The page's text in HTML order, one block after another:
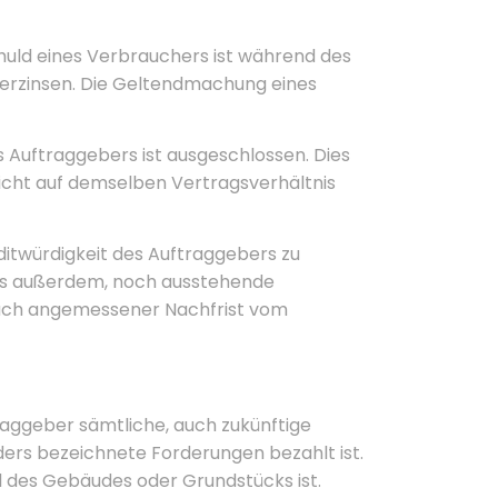
eines Verbrauchers ist während des
Die Geltendmachung eines
ist ausgeschlossen. Dies
auf demselben Vertragsverhältnis
des Auftraggebers zu
außerdem, noch ausstehende
angemessener Nachfrist vom
sämtliche, auch zukünftige
bezeichnete Forderungen bezahlt ist.
Gebäudes oder Grundstücks ist.